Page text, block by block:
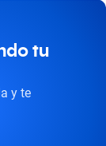
tu
y te